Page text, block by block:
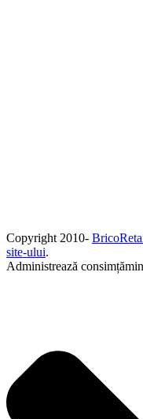
Copyright 2010-
site-ului.
Administrează